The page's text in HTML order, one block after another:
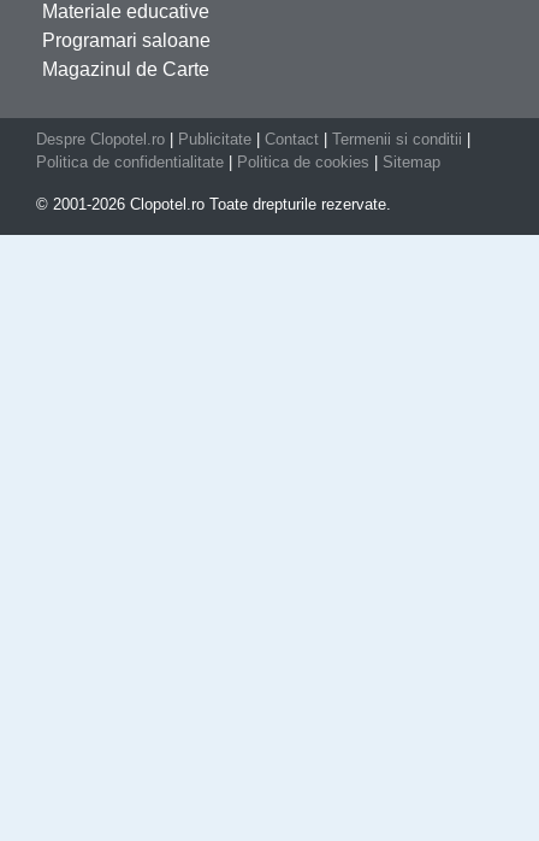
Materiale educative
Programari saloane
Magazinul de Carte
Despre Clopotel.ro Publicitate Contact Termenii si conditii
Politica de confidentialitate
Politica de cookies Sitemap
© 2001-2026 Clopotel.ro Toate drepturile rezervate.